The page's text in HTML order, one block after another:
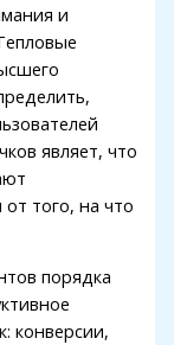
и
являет, что
того, на что
порядка
конверсии,